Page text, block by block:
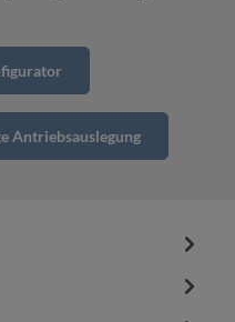
Antriebsauslegung